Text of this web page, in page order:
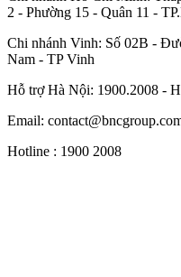
2 - Phường 15 - Quân 11 -
Chi nhánh Vinh: Số 02B -
Nam - TP Vinh
Hỗ trợ Hà Nội: 1900.2008 -
Email:
Hotline : 1900 2008